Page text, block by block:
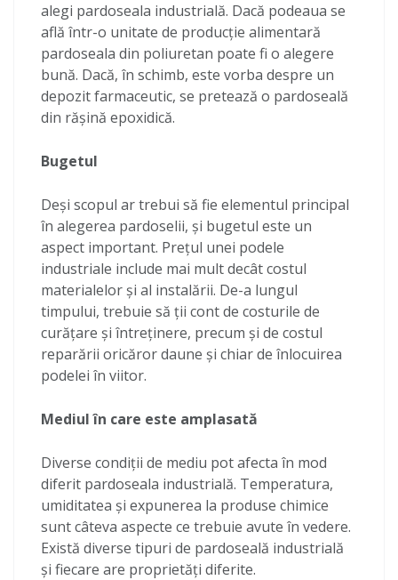
alegi pardoseala industrială. Dacă podeaua se
află într-o unitate de producție alimentară
pardoseala din poliuretan poate fi o alegere
bună. Dacă, în schimb, este vorba despre un
depozit farmaceutic, se pretează o pardoseală
din rășină epoxidică.
Bugetul
Deși scopul ar trebui să fie elementul principal
în alegerea pardoselii, și bugetul este un
aspect important. Prețul unei podele
industriale include mai mult decât costul
materialelor și al instalării. De-a lungul
timpului, trebuie să ții cont de costurile de
curățare și întreținere, precum și de costul
reparării oricăror daune și chiar de înlocuirea
podelei în viitor.
Mediul în care este amplasată
Diverse condiții de mediu pot afecta în mod
diferit pardoseala industrială. Temperatura,
umiditatea și expunerea la produse chimice
sunt câteva aspecte ce trebuie avute în vedere.
Există diverse tipuri de pardoseală industrială
și fiecare are proprietăți diferite.